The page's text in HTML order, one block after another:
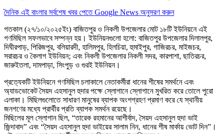
দৈনিক এই বাংলার সর্বশেষ খবর পেতে Google News অনুসরণ করুন
গতকাল (২৭/১০/২০২৫ইং) বাজিতপুর ও নিকলী উপজেলার মোট ১৮টি ইউনিয়নে এই
গণমিছিল সফলভাবে সম্পন্ন হয়। ইউনিয়নগুলো হলো: বাজিতপুর উপজেলার দিলালপুর,
দিঘীরপাড়, পিরিজপুর, বলিয়ারদী, হালিমপুর, হিলচিয়া, হুমাইপুর, গাজিরচর, মাইজচর,
সরারচর ও কৈলাগ ইউনিয়ন; এবং নিকলী উপজেলার নিকলী সদর, কারপাশা, ছাতিরচর,
জারুইতলা, দামপাড়া, সিংপুড় ও গুর‌ই ইউনিয়ন।
প্রত্যেকটি ইউনিয়নে গণমিছিল চলাকালে নেতাকর্মীরা ধানের শীষের সমর্থনে এবং
অ্যাডভোকেট সৈয়দ এহসানুল হুদার পক্ষে স্লোগানে স্লোগানে মুখরিত করে তোলে পুরো
এলাকা। মিছিলগুলোতে সাধারণ মানুষের ব্যাপক অংশগ্রহণ প্রমাণ করে যে স্থানীয়
জনগণের মধ্যে প্রার্থীর প্রতি ব্যাপক সমর্থন রয়েছে।
মিছিলের মূল স্লোগান ছিল, “তারেক রহমানের আশীর্বাদ, সৈয়দ এহসানুল হুদা ভাই
জিন্দাবাদ” এবং “সৈয়দ এহসানুল হুদা ভাইয়ের সালাম নিন, ধানের শীষ মার্কায় ভোট দিন”।